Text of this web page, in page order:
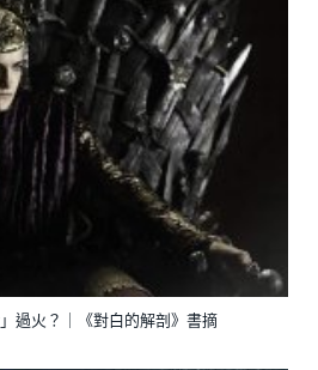
過火？｜《對白的解剖》書摘